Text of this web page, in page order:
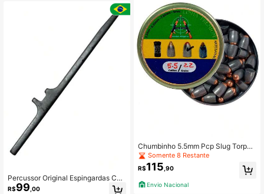
Percussor Original Espingardas Cbc
7022 E 7022 Way
R$99 ,00
Chumbinho 5.5mm Pcp Slug Torped
o 22gr 1,42g Ponta de Aço Alto Imp
acto e Perfuração Caixa 100un
Somente 8 Restante
R$115 ,90
Envio Nacional